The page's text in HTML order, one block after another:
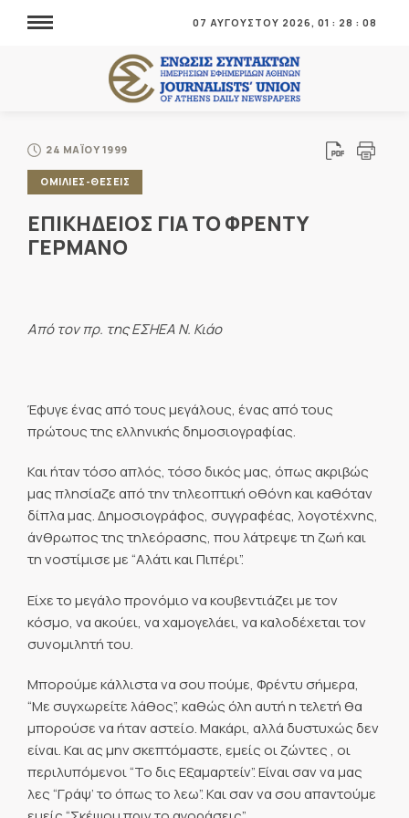
07 ΑΥΓΟΥΣΤΟΥ 2026, 01 : 28 : 08
24 ΜΑΪΟΥ 1999
ΟΜΙΛΙΕΣ-ΘΕΣΕΙΣ
ΕΠΙΚΗΔΕΙΟΣ ΓΙΑ ΤΟ ΦΡΕΝΤΥ
ΓΕΡΜΑΝΟ
Από τον πρ. της ΕΣΗΕΑ Ν. Κιάο
Έφυγε ένας από τους μεγάλους, ένας από τους
πρώτους της ελληνικής δημοσιογραφίας.
Και ήταν τόσο απλός, τόσο δικός μας, όπως ακριβώς
μας πλησίαζε από την τηλεοπτική οθόνη και καθόταν
δίπλα μας. Δημοσιογράφος, συγγραφέας, λογοτέχνης,
άνθρωπος της τηλεόρασης, που λάτρεψε τη ζωή και
τη νοστίμισε με “Αλάτι και Πιπέρι”.
Είχε το μεγάλο προνόμιο να κουβεντιάζει με τον
κόσμο, να ακούει, να χαμογελάει, να καλοδέχεται τον
συνομιλητή του.
Μπορούμε κάλλιστα να σου πούμε, Φρέντυ σήμερα,
“Με συγχωρείτε λάθος”, καθώς όλη αυτή η τελετή θα
μπορούσε να ήταν αστείο. Μακάρι, αλλά δυστυχώς δεν
είναι. Και ας μην σκεπτόμαστε, εμείς οι ζώντες , οι
περιλυπόμενοι “Το δις Εξαμαρτείν”. Είναι σαν να μας
λες “Γράψ’ το όπως το λεω”. Και σαν να σου απαντούμε